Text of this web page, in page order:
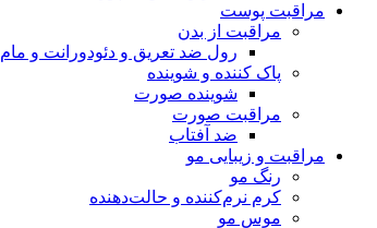
مراقبت پوست
مراقبت از بدن
رول ضد تعریق و دئودورانت و مام
پاک کننده و شوینده
شوینده صورت
مراقبت صورت
ضد آفتاب
مراقبت و زیبایی مو
رنگ مو
کرم نرم‌کننده و حالت‌دهنده
موس مو